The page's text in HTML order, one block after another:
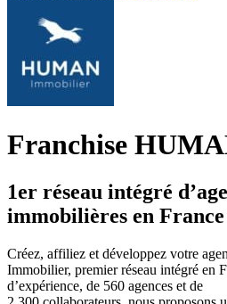
Franchise
1er réseau intégré
immobilières en France
Créez, affiliez et développez votre
Immobilier, premier réseau intégré en
d’expérience, de 560 agences et de